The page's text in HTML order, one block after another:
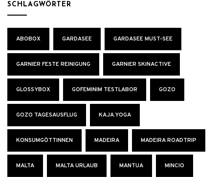
SCHLAGWÖRTER
ABOBOX GARDASEE GARDASEE MUST-SEE
GARNIER FESTE REINIGUNG GARNIER SKINACTIVE
GLOSSYBOX GOFEMINIM TESTLABOR GOZO
GOZO TAGESAUSFLUG KAJA.YOGA
KONSUMGÖTTINNEN MADEIRA MADEIRA ROADTRIP
MALTA MALTA URLAUB MANTUA MINCIO